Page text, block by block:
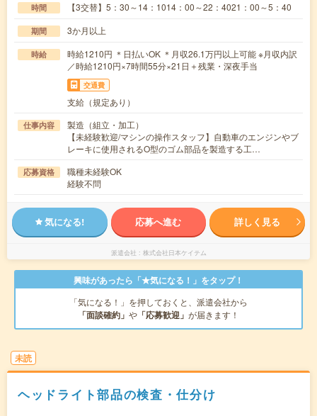
時間 【3交替】5：30～14：1014：00～22：4021：00～5：40
期間 3か月以上
時給
時給1210円 ＊日払いOK ＊月収26.1万円以上可能 ※月収内訳
／時給1210円×7時間55分×21日＋残業・深夜手当
交通費
支給（規定あり）
仕事内容
製造（組立・加工）
【未経験歓迎/マシンの操作スタッフ】自動車のエンジンやブ
レーキに使用されるO型のゴム部品を製造する工…
応募資格
職種未経験OK
経験不問
気になる! 応募へ進む 詳しく見る
派遣会社 株式会社日本ケイテム
興味があったら「★気になる！」をタップ！
「気になる！」を押しておくと、派遣会社から
「面談確約」 や 「応募歓迎」 が届きます！
未読
ヘッドライト部品の検査・仕分け